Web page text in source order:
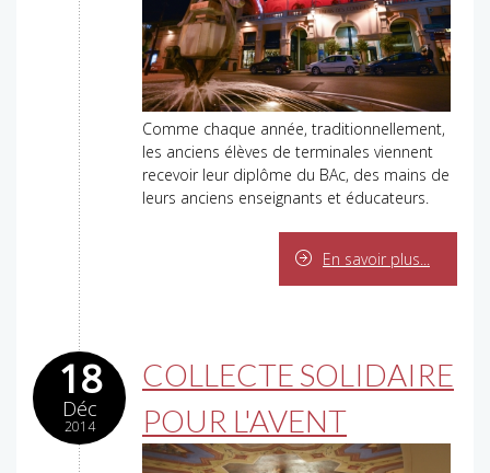
Comme chaque année, traditionnellement,
les anciens élèves de terminales viennent
recevoir leur diplôme du BAc, des mains de
leurs anciens enseignants et éducateurs.
En savoir plus...
18
Déc
2014
COLLECTE SOLIDAIRE
POUR L'AVENT